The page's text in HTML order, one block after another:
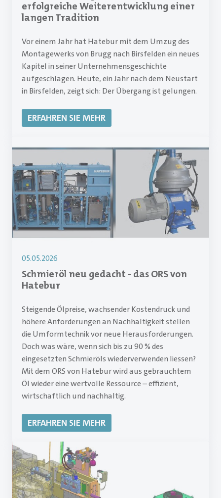
erfolgreiche Weiterentwicklung einer
langen Tradition
Vor einem Jahr hat Hatebur mit dem Umzug des
Montagewerks von Brugg nach Birsfelden ein neues
Kapitel in seiner Unternehmensgeschichte
aufgeschlagen. Heute, ein Jahr nach dem Neustart
in Birsfelden, zeigt sich: Der Übergang ist gelungen.
ERFAHREN SIE MEHR
05.05.2026
Schmieröl neu gedacht - das ORS von
Hatebur
Steigende Ölpreise, wachsender Kostendruck und
höhere Anforderungen an Nachhaltigkeit stellen
die Umformtechnik vor neue Herausforderungen.
Doch was wäre, wenn sich bis zu 90 % des
eingesetzten Schmieröls wiederverwenden liessen?
Mit dem ORS von Hatebur wird aus gebrauchtem
Öl wieder eine wertvolle Ressource – effizient,
wirtschaftlich und nachhaltig.
ERFAHREN SIE MEHR